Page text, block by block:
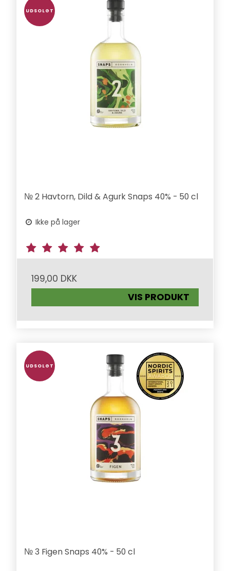
UDSOLGT
№ 2 Havtorn, Dild & Agurk Snaps 40% - 50 cl
Ikke på lager
199,00 DKK
VIS PRODUKT
UDSOLGT
№ 3 Figen Snaps 40% - 50 cl